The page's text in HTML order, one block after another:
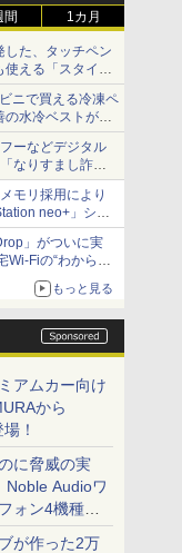
間 1カ月
した、タッチペン
使える「スタイラ
紙にも、持ち替
ニで買える冷凍ペ
の水冷ベストがロ
ぼっち・ざ・ろー
なにしてる？】
ーなどデジタル
なりすまし詐欺
の写真や映像を
として
モリ採用により
neo+」シリ
ECCメモリへの
」がついに実
Wi-Fiの“わからな
もっと見る
アムカー向け
から
！
に脅威の実
Noble Audioワ
ォン4機種を
が作った2万